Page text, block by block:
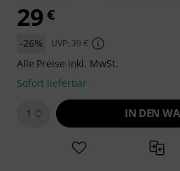
29 €
-26% UVP: 39 €
Alle Preise inkl. MwSt.
Sofort lieferbar
1 IN DEN